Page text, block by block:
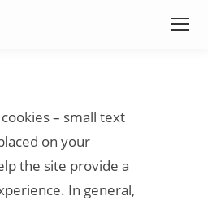
– small text
on your
the site provide a
In general,